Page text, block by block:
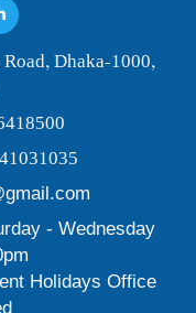
and Beyond" 21
Auditorium
নির্বাচন-২০২৪
নতুন সদস্য অন্তর্ভুক্তি প্রসঙ্গে
Dhaka-1000,
- Wednesday
Holidays Office